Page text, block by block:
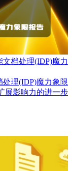
档处理(IDP)魔力
理(IDP)魔力象限
展影响力的进一步